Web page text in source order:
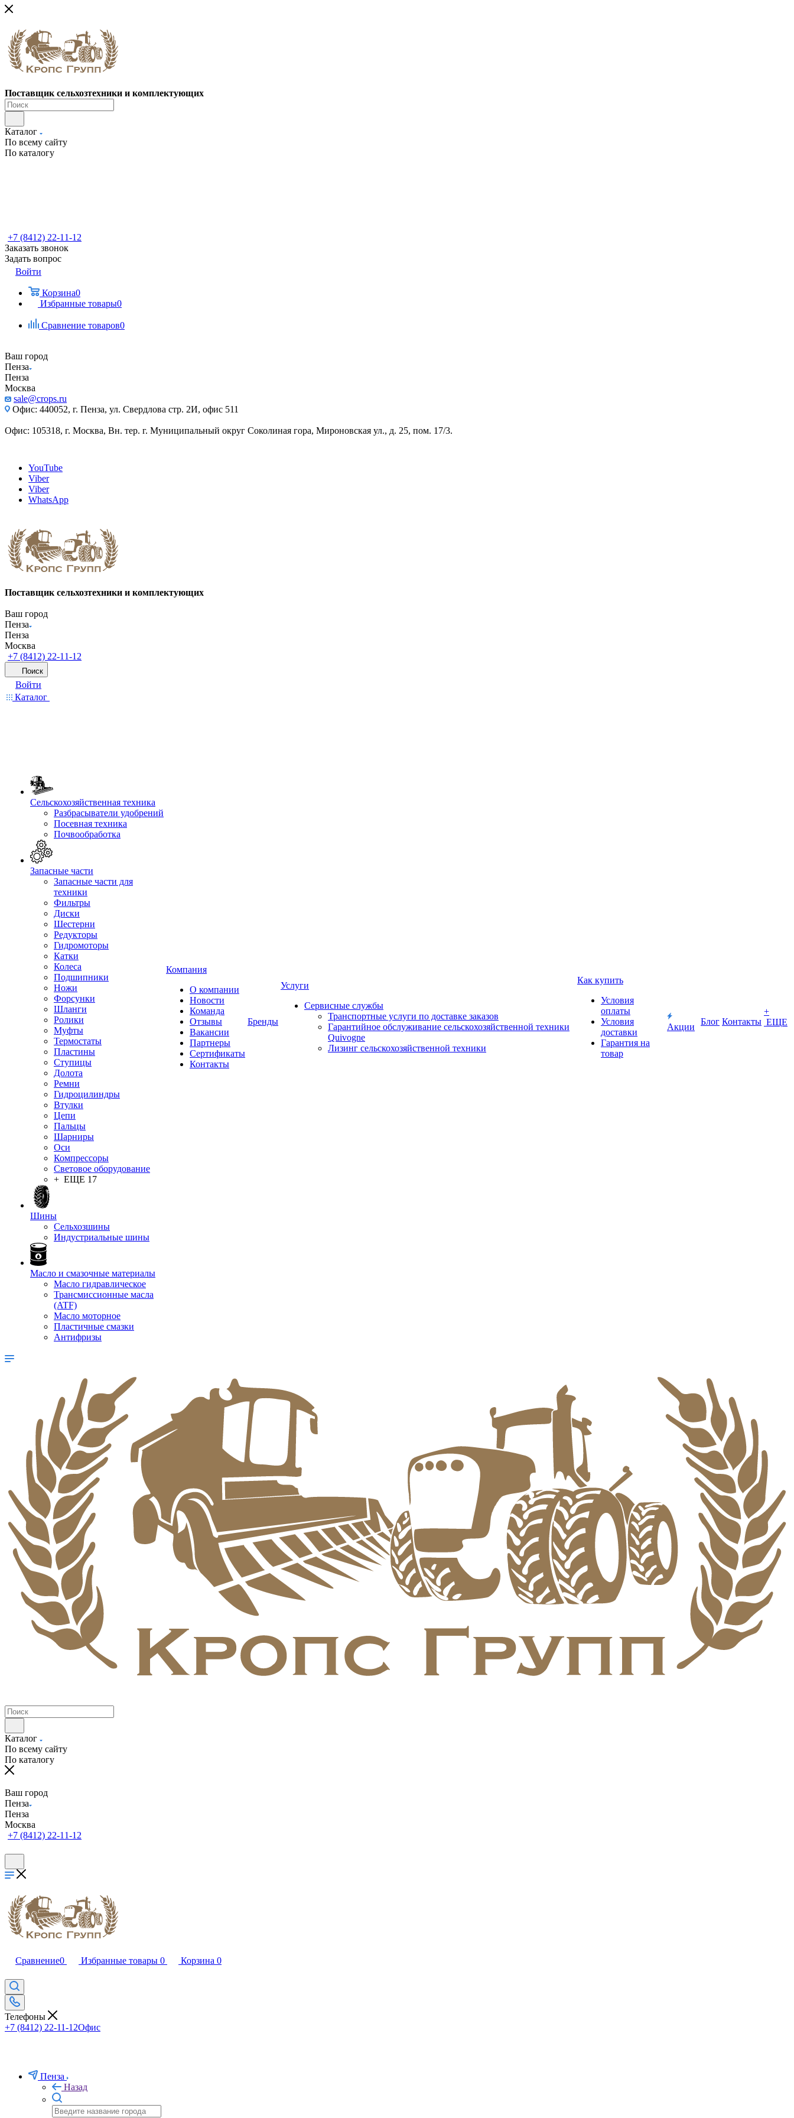
Поставщик сельхозтехники и комплектующих
Каталог
По всему сайту
По каталогу
+7 (8412) 22-11-12
Заказать звонок
Задать вопрос
Войти
Корзина0
Избранные товары0
Сравнение товаров0
Ваш город
Пенза
Пенза
Москва
sale@crops.ru
Офис: 440052, г. Пенза, ул. Свердлова стр. 2И, офис 511
Офис: 105318, г. Москва, Вн. тер. г. Муниципальный округ Соколиная гора, Мироновская ул., д. 25, пом. 17/3.
YouTube
Viber
Viber
WhatsApp
Поставщик сельхозтехники и комплектующих
Ваш город
Пенза
Пенза
Москва
+7 (8412) 22-11-12
Поиск
Войти
Каталог
Сельскохозяйственная техника
Разбрасыватели удобрений
Посевная техника
Почвообработка
Запасные части
Запасные части для
техники
Фильтры
Диски
Шестерни
Редукторы
Гидромоторы
Катки
Колеса
Подшипники
Ножи
Форсунки
Шланги
Ролики
Муфты
Термостаты
Пластины
Ступицы
Долота
Ремни
Гидроцилиндры
Втулки
Цепи
Пальцы
Шарниры
Оси
Компрессоры
Световое оборудование
+ ЕЩЕ 17
Шины
Сельхозшины
Индустриальные шины
Масло и смазочные материалы
Масло гидравлическое
Трансмиссионные масла
(ATF)
Масло моторное
Пластичные смазки
Антифризы
Компания
О компании
Новости
Команда
Отзывы
Вакансии
Партнеры
Сертификаты
Контакты
Бренды
Услуги
Сервисные службы
Транспортные услуги по доставке заказов
Гарантийное обслуживание сельскохозяйственной техники
Quivogne
Лизинг сельскохозяйственной техники
Как купить
Условия
оплаты
Условия
доставки
Гарантия на
товар
Акции
Блог Контакты
+
ЕЩЕ
Каталог
По всему сайту
По каталогу
Ваш город
Пенза
Пенза
Москва
+7 (8412) 22-11-12
Сравнение0 Избранные товары 0 Корзина 0
Телефоны
+7 (8412) 22-11-12Офис
Пенза
Назад